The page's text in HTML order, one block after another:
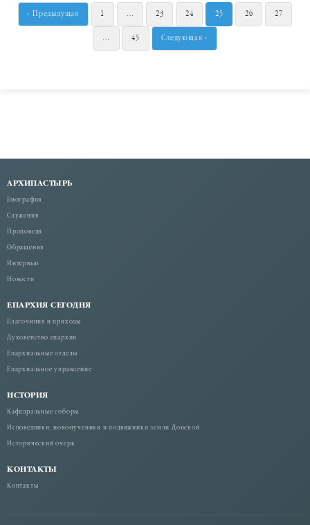
« Предыдущая 1 … 23 24 25 26
27
…
45 Следующая »
АРХИПАСТЫРЬ
Биография
Служения
Проповеди
Обращения
Интервью
Новости
ЕПАРХИЯ СЕГОДНЯ
Благочиния и приходы
Духовенство епархии
Епархиальные отделы
Епархиальное управление
ИСТОРИЯ
Кафедральные соборы
Исповедники, новомученики и подвижники земли Донской
Исторический очерк
КОНТАКТЫ
Контакты